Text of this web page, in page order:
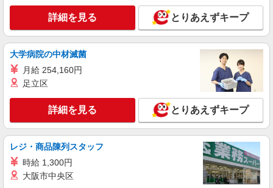
詳細を見る とりあえずキープ
大学病院の中材滅菌
月給 254,160円
足立区
詳細を見る とりあえずキープ
レジ・商品陳列スタッフ
時給 1,300円
大阪市中央区